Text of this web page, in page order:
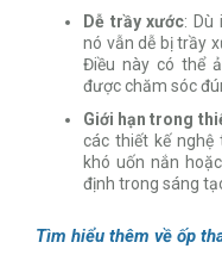
Dễ trầy xước: Dù
nó vẫn dễ bị trầy
Điều này có thể
được chăm sóc
Giới hạn trong
các thiết kế nghệ
khó uốn nắn
định trong sáng
Tìm hiểu thêm về ốp